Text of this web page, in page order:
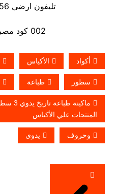
تليفون ارضي 0225880056
002 كود مصر قبل الرقم
أكواد الأكياس
سطور طباعة
ماكينة
المنتجات علي الأكياس
وحروف يدوي
تصفّح
المقالات